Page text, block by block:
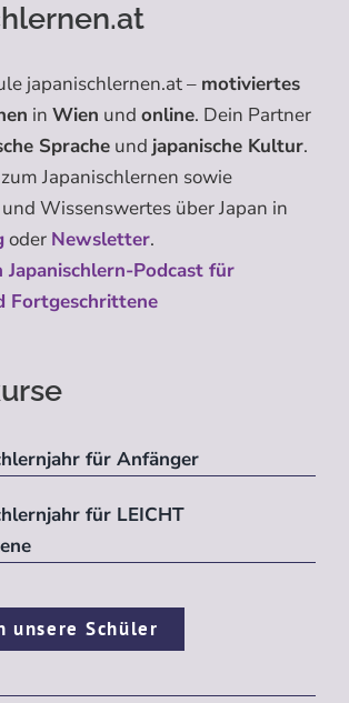
japanischlernen.at – motiviertes
in Wien und online. Dein Partner
Sprache und japanische Kultur.
Japanischlernen sowie
Wissenswertes über Japan in
oder Newsletter.
Japanischlern-Podcast für
Fortgeschrittene
für Anfänger
für LEICHT
unsere Schüler